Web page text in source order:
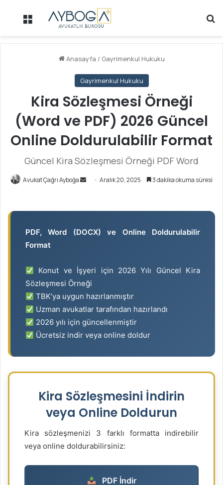
Menü
Anasayfa / Gayrimenkul Hukuku
Gayrimenkul Hukuku
Kira Sözleşmesi Örneği
(Word ve PDF) 2026 Güncel
Online Doldurulabilir Format
Güncel Kira Sözleşmesi Örneği PDF Word
Avukat Çağrı Ayboğa
t
a
g
ö
n
d
r
m
Aralık 20, 2025 3 dakika okuma süresi
PDF, Word (DOCX) ve Online Doldurulabilir
Format
Konut ve İşyeri için 2026 Yılı Güncel Kira
Sözleşmesi Örneği
TBK’ya uygun hazırlanmıştır
Uzman avukatlar tarafından hazırlandı
2026 yılı için güncellenmiştir
Ücretsiz indir veya online doldur
Kira Sözleşmesini İndirin
veya Online Doldurun
Kira sözleşmenizi 3 farklı formatta indirebilir
veya online doldurabilirsiniz:
PDF İndir